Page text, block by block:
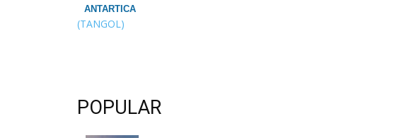
ANTARTICA
(TANGOL)
POPULAR